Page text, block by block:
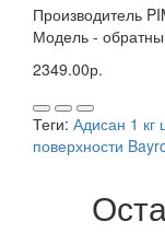
Производитель
Модель -
2349.00р.
Теги: Адисан 1 кг
поверхности